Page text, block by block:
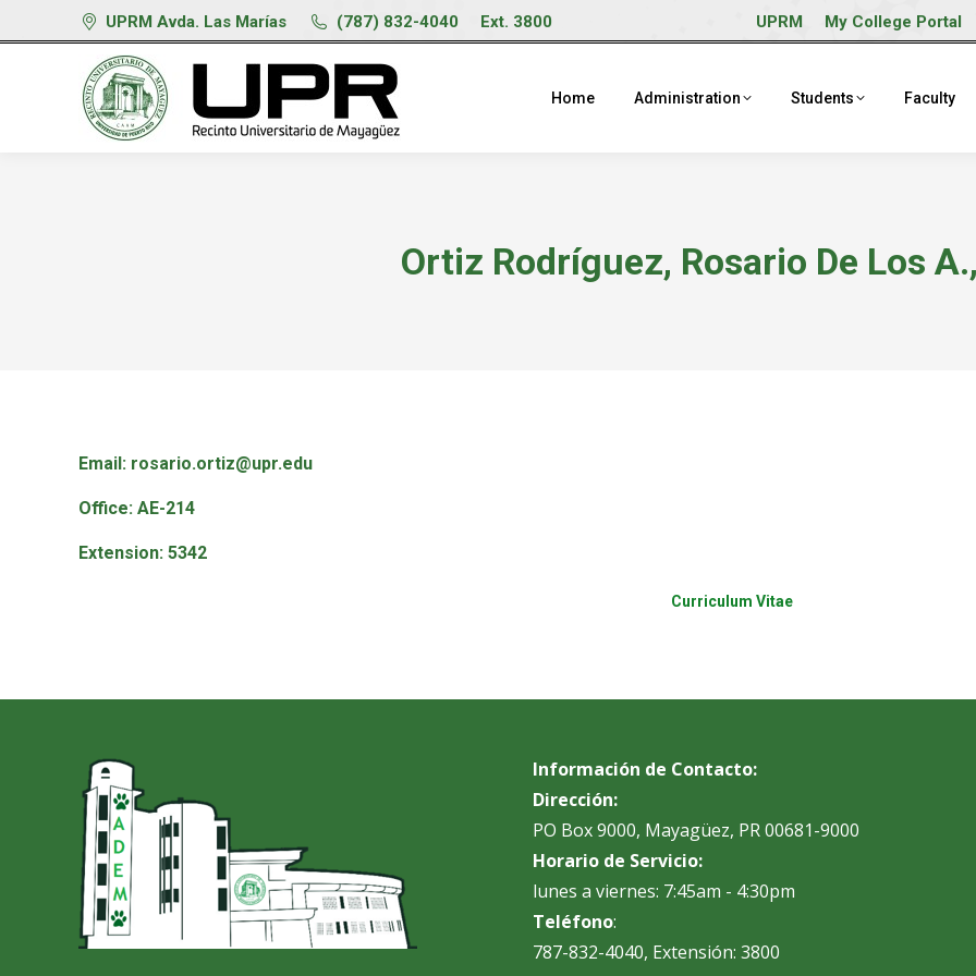
UPRM Avda. Las Marías (787) 832-4040 Ext. 3800 UPRM My College Portal
Home Administration Students Faculty
Ortiz Rodríguez, Rosario De Los
Email: rosario.ortiz@upr.edu
Office: AE-214
Extension: 5342
Curriculum Vitae
Información de Contacto:
Dirección:
PO Box 9000, Mayagüez, PR 00681-9000
Horario de Servicio:
lunes a viernes: 7:45am - 4:30pm
Teléfono:
787-832-4040, Extensión: 3800